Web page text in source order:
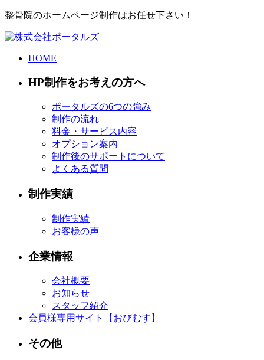
整骨院のホームページ制作はお任せ下さい！
HOME
HP制作をお考えの方へ
ポータルズの6つの強み
制作の流れ
料金・サービス内容
オプション案内
制作後のサポートについて
よくある質問
制作実績
制作実績
お客様の声
企業情報
会社概要
お知らせ
スタッフ紹介
会員様専用サイト【おびむす】
その他